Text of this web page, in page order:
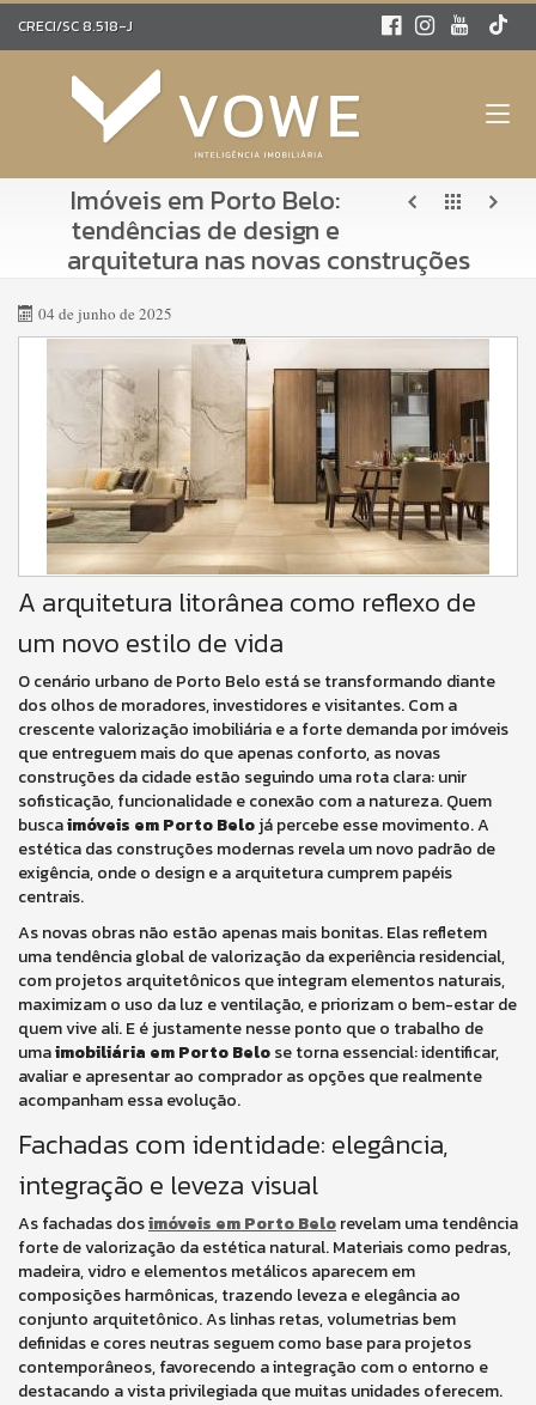
CRECI/SC 8.518-J
Imóveis em Porto Belo:
tendências de design e
arquitetura nas novas construções
04 de junho de 2025
A arquitetura litorânea como reflexo de
um novo estilo de vida
O cenário urbano de Porto Belo está se transformando diante
dos olhos de moradores, investidores e visitantes. Com a
crescente valorização imobiliária e a forte demanda por imóveis
que entreguem mais do que apenas conforto, as novas
construções da cidade estão seguindo uma rota clara: unir
sofisticação, funcionalidade e conexão com a natureza. Quem
buscaimóveis em Porto Belojá percebe esse movimento. A
estética das construções modernas revela um novo padrão de
exigência, onde o design e a arquitetura cumprem papéis
centrais.
As novas obras não estão apenas mais bonitas. Elas refletem
uma tendência global de valorização da experiência residencial,
com projetos arquitetônicos que integram elementos naturais,
maximizam o uso da luz e ventilação, e priorizam o bem-estar de
quem vive ali. E é justamente nesse ponto que o trabalho de
umaimobiliária em Porto Belose torna essencial: identificar,
avaliar e apresentar ao comprador as opções que realmente
acompanham essa evolução.
Fachadas com identidade: elegância,
integração e leveza visual
As fachadas dosimóveis em Porto Belorevelam uma tendência
forte de valorização da estética natural. Materiais como pedras,
madeira, vidro e elementos metálicos aparecem em
composições harmônicas, trazendo leveza e elegância ao
conjunto arquitetônico. As linhas retas, volumetrias bem
definidas e cores neutras seguem como base para projetos
contemporâneos, favorecendo a integração com o entorno e
destacando a vista privilegiada que muitas unidades oferecem.